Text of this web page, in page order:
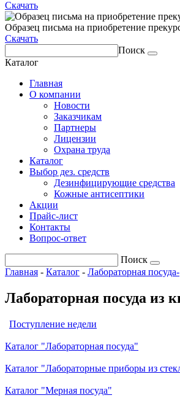
Скачать
Образец письма на приобретение
Скачать
Поиск
Каталог
Главная
О компании
Новости
Заказчикам
Партнеры
Лицензии
Охрана труда
Каталог
Выбор дез. средств
Дезинфицирующие средства
Кожные антисептики
Акции
Прайс-лист
Контакты
Вопрос-ответ
Поиск
Главная - Каталог - Лабораторная посуда-
Лабораторная посуда из
Поступление недели
Каталог "Лабораторная посуда"
Каталог "Лабораторные приборы из
Каталог "Мерная посуда"